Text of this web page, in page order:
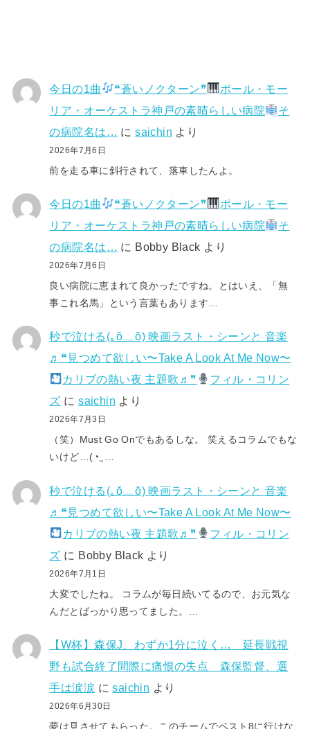
今日の1曲 ❝蒼いノクターン❞
ポール・モー
リア・オーケストラ神戸の素晴らしい病院
そ
の病院名は…
にsaichin より
2026年7月6日
前を走る車に斜行されて、落車したんよ。
今日の1曲 ❝蒼いノクターン❞
ポール・モー
リア・オーケストラ神戸の素晴らしい病院
そ
の病院名は… に Bobby Black より
2026年7月6日
良い病院に恵まれて良かったですね。とはいえ、「無
事これ名馬」という言葉もあります…
秒で泣ける(⁠｡⁠ŏ⁠﹏⁠ŏ⁠) 映画ラスト・シーンと 音楽
♬❝見つめて欲しい〜Take A Look At Me Now〜
カリブの熱い夜 主題歌♬❞
フィル・コリン
ズ にsaichin より
2026年7月3日
（笑）Must Go Onでもあるしな。 笑えるコラムでもな
いけど…(⁠◔⁠‿⁠…
秒で泣ける(⁠｡⁠ŏ⁠﹏⁠ŏ⁠) 映画ラスト・シーンと 音楽
♬❝見つめて欲しい〜Take A Look At Me Now〜
カリブの熱い夜 主題歌♬❞
フィル・コリン
ズ に Bobby Black より
2026年7月1日
大変でしたね。 コラムが毎日続いてるので、お元気な
んだとばっかり思ってました。…
【W杯】森保J、わずか1分に泣く… 延長戦視
野も試合終了間際に痛恨の失点 森保監督、選
手は涙涙 にsaichin より
2026年6月30日
夢は見させてもらった。このチームでベスト8に行けな